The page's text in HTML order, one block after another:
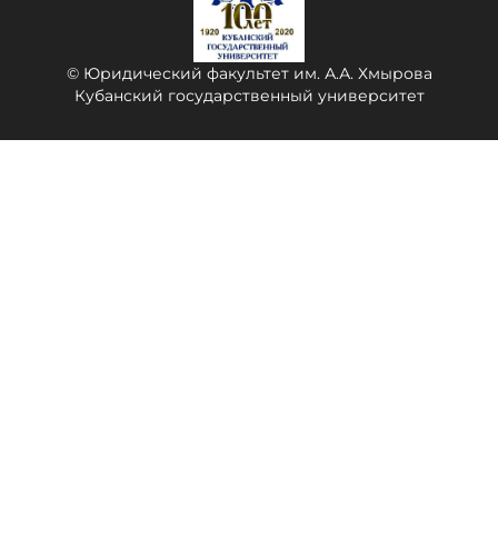
© Юридический факультет им. А.А. Хмырова
Кубанский государственный университет